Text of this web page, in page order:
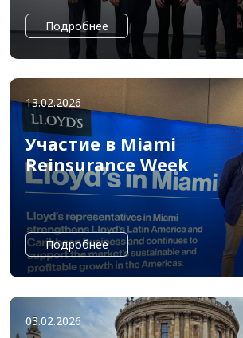
Подробнее
13.02.2026
Участие в Miami
Reinsurance Week
Подробнее
03.02.2026